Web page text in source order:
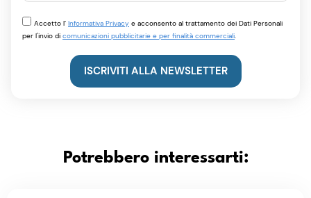
Accetto l’ Informativa Privacy e acconsento al trattamento dei Dati Personali
per l'invio di comunicazioni pubblicitarie e per finalità commerciali.
ISCRIVITI ALLA NEWSLETTER
Potrebbero interessarti: